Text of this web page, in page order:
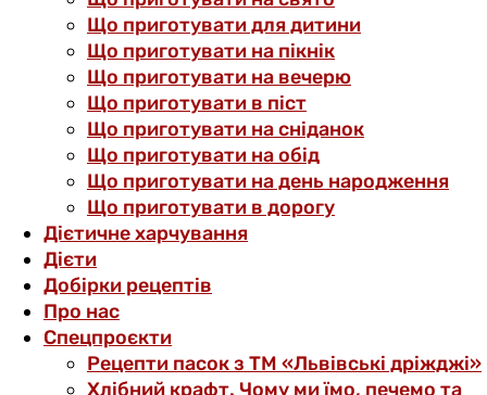
Що приготувати для дитини
Що приготувати на пікнік
Що приготувати на вечерю
Що приготувати в піст
Що приготувати на сніданок
Що приготувати на обід
Що приготувати на день народження
Що приготувати в дорогу
Дієтичне харчування
Дієти
Добірки рецептів
Про нас
Спецпроєкти
Рецепти пасок з ТМ «Львівські дріжджі»
Хлібний крафт. Чому ми їмо, печемо та